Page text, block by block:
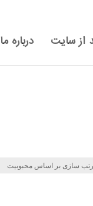
از سایت درباره ما